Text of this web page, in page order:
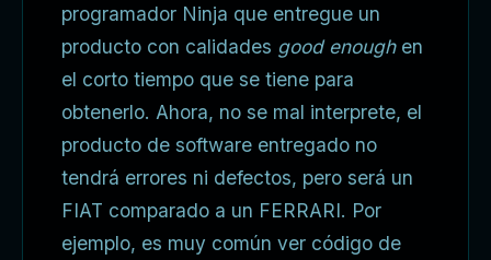
programador Ninja que entregue un
producto con calidades good enoughen
el corto tiempo que se tiene para
obtenerlo. Ahora, no se mal interprete, el
producto de software entregado no
tendrá errores ni defectos, pero será un
FIAT comparado a un FERRARI. Por
ejemplo, es muy común ver código de